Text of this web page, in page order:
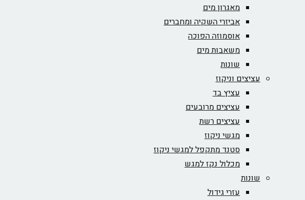
מאגרון מים
אביזרי השקיה ומחברים
אוסמוזה הפוכה
משאבות מים
שונות
עציצים וניקוז
עציץ בד
עציצים מרובעים
עציצים רשת
מגשי ניקוז
סטנד מתקפל למגשי ניקוז
מכלול נקז למגש
שונות
עזרי גידול